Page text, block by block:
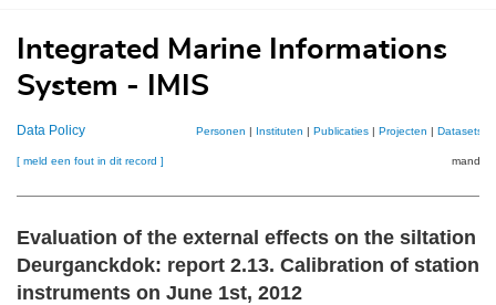
Integrated Marine Informations
System - IMIS
Data Policy Personen | Instituten | Publicaties| Projecten | Datasets
[ meld een fout in dit record ] mandje
Evaluation of the external effects on the siltation
Deurganckdok: report 2.13. Calibration of
instruments on June 1st, 2012